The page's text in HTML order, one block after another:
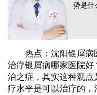
势是什
热点：沈阳银屑病
治疗银屑病哪家医院
治之症，其实这种观
疗水平是可以治疗的